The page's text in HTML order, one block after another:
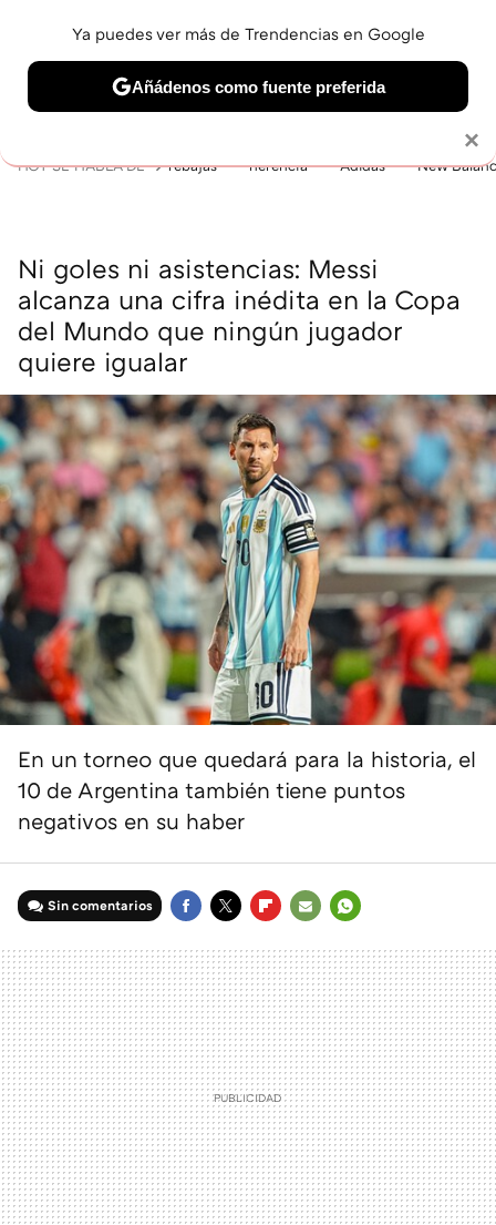
BELLEZA SHOPPING VIAJES GASTRO SNEAKERS
HOY SE HABLA DE rebajas herencia Adidas New
Ni goles ni asistencias: Messi
alcanza una cifra inédita en la Copa
del Mundo que ningún jugador
quiere igualar
En un torneo que quedará para la historia, el
10 de Argentina también tiene puntos
negativos en su haber
Sin comentarios
MAIL
×
Ya puedes ver más de Trendencias en Google
Añádenos como fuente preferida